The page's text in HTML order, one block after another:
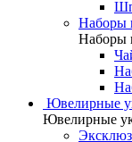
Наборы
Наборы
Ювелирные
Ювелирные